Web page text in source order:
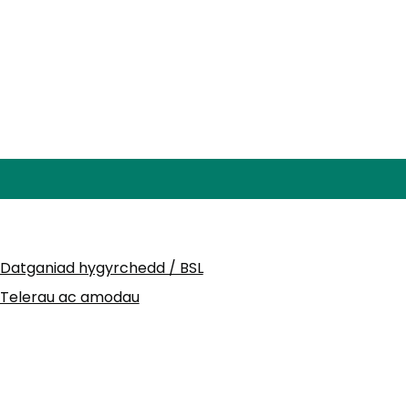
Datganiad hygyrchedd / BSL
Telerau ac amodau